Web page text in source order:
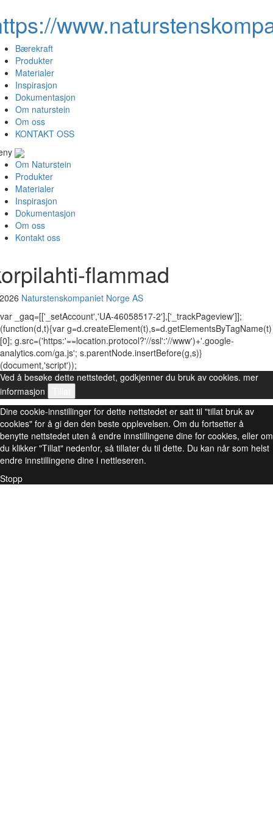
Bærekraft
Produkter
Materialer
Inspirasjon
Dokumentasjon
Om naturstein
Om oss
KONTAKT OSS
Om Naturstein
Produkter
Materialer
Inspirasjon
Dokumentasjon
Om oss
Kontakt oss
flammad
Naturstenskompaniet Norge AS
var _gaq=[['_setAccount','UA-46058517-2'],['_trackPageview']];
(function(d,t){var g=d.createElement(t),s=d.getElementsByTagName(t)
[0]; g.src=('https:'==location.protocol?'//ssl':'//www')+'.google-
analytics.com/ga.js'; s.parentNode.insertBefore(g,s)}
(document,'script'));
Ved å besøke dette nettstedet, godkjenner du bruk av cookies. mer
informasjon
Dine cookie-innstillinger for dette nettstedet er satt til "tillat bruk av
cookies" for å gi den den beste opplevelsen. Om du fortsetter å
benytte nettstedet uten å endre innstillingene dine for cookies, eller om
du klikker "Tillat" nedenfor, så tillater du til dette. Du kan når som helst
endre innstillingene dine i nettleseren.
Stopp